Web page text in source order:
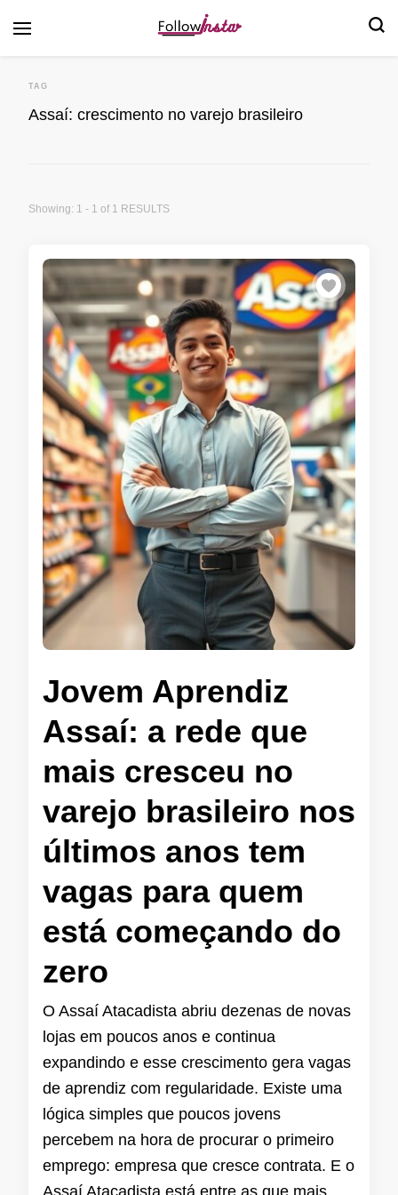
TAG
Assaí: crescimento no varejo brasileiro
Showing: 1 - 1 of 1 RESULTS
Jovem Aprendiz
Assaí: a rede que
mais cresceu no
varejo brasileiro nos
últimos anos tem
vagas para quem
está começando do
zero
O Assaí Atacadista abriu dezenas de novas
lojas em poucos anos e continua
expandindo e esse crescimento gera vagas
de aprendiz com regularidade. Existe uma
lógica simples que poucos jovens
percebem na hora de procurar o primeiro
emprego: empresa que cresce contrata. E o